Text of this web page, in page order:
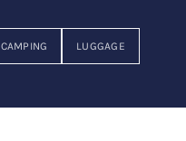
CAMPING LUGGAGE